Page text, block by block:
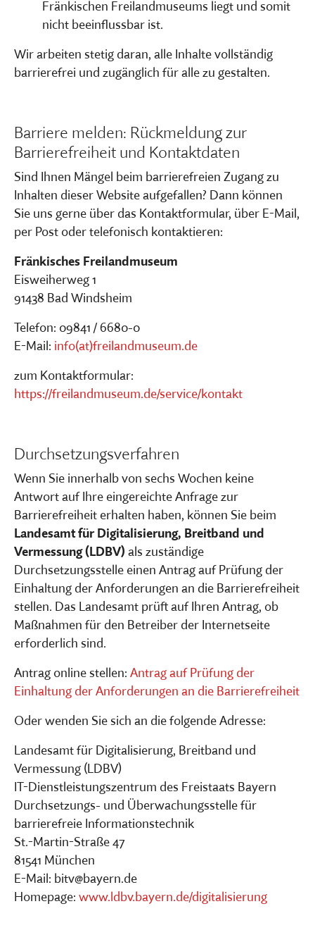
Fränkischen Freilandmuseums liegt und somit
nicht beeinflussbar ist.
Wir arbeiten stetig daran, alle Inhalte vollständig
barrierefrei und zugänglich für alle zu gestalten.
Barriere melden: Rückmeldung zur
Barrierefreiheit und Kontaktdaten
Sind Ihnen Mängel beim barrierefreien Zugang zu
Inhalten dieser Website aufgefallen? Dann können
Sie uns gerne über das Kontaktformular, über E-Mail,
per Post oder telefonisch kontaktieren:
Fränkisches Freilandmuseum
Eisweiherweg 1
91438 Bad Windsheim
Telefon: 09841 / 6680-0
E-Mail: info(at)freilandmuseum.de
zum Kontaktformular:
https://freilandmuseum.de/service/kontakt
Durchsetzungsverfahren
Wenn Sie innerhalb von sechs Wochen keine
Antwort auf Ihre eingereichte Anfrage zur
Barrierefreiheit erhalten haben, können Sie beim
Landesamt für Digitalisierung, Breitband und
Vermessung (LDBV) als zuständige
Durchsetzungsstelle einen Antrag auf Prüfung der
Einhaltung der Anforderungen an die Barrierefreiheit
stellen. Das Landesamt prüft auf Ihren Antrag, ob
Maßnahmen für den Betreiber der Internetseite
erforderlich sind.
Antrag online stellen: Antrag auf Prüfung der
Einhaltung der Anforderungen an die Barrierefreiheit
Oder wenden Sie sich an die folgende Adresse:
Landesamt für Digitalisierung, Breitband und
Vermessung (LDBV)
IT-Dienstleistungszentrum des Freistaats Bayern
Durchsetzungs- und Überwachungsstelle für
barrierefreie Informationstechnik
St.-Martin-Straße 47
81541 München
E-Mail: bitv@bayern.de
Homepage: www.ldbv.bayern.de/digitalisierung